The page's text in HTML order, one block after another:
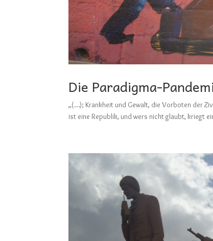
Die Paradigma-
„(…); Krankheit und Gewalt, die Vorboten der
ist eine Republik, und wers nicht glaubt, kriegt